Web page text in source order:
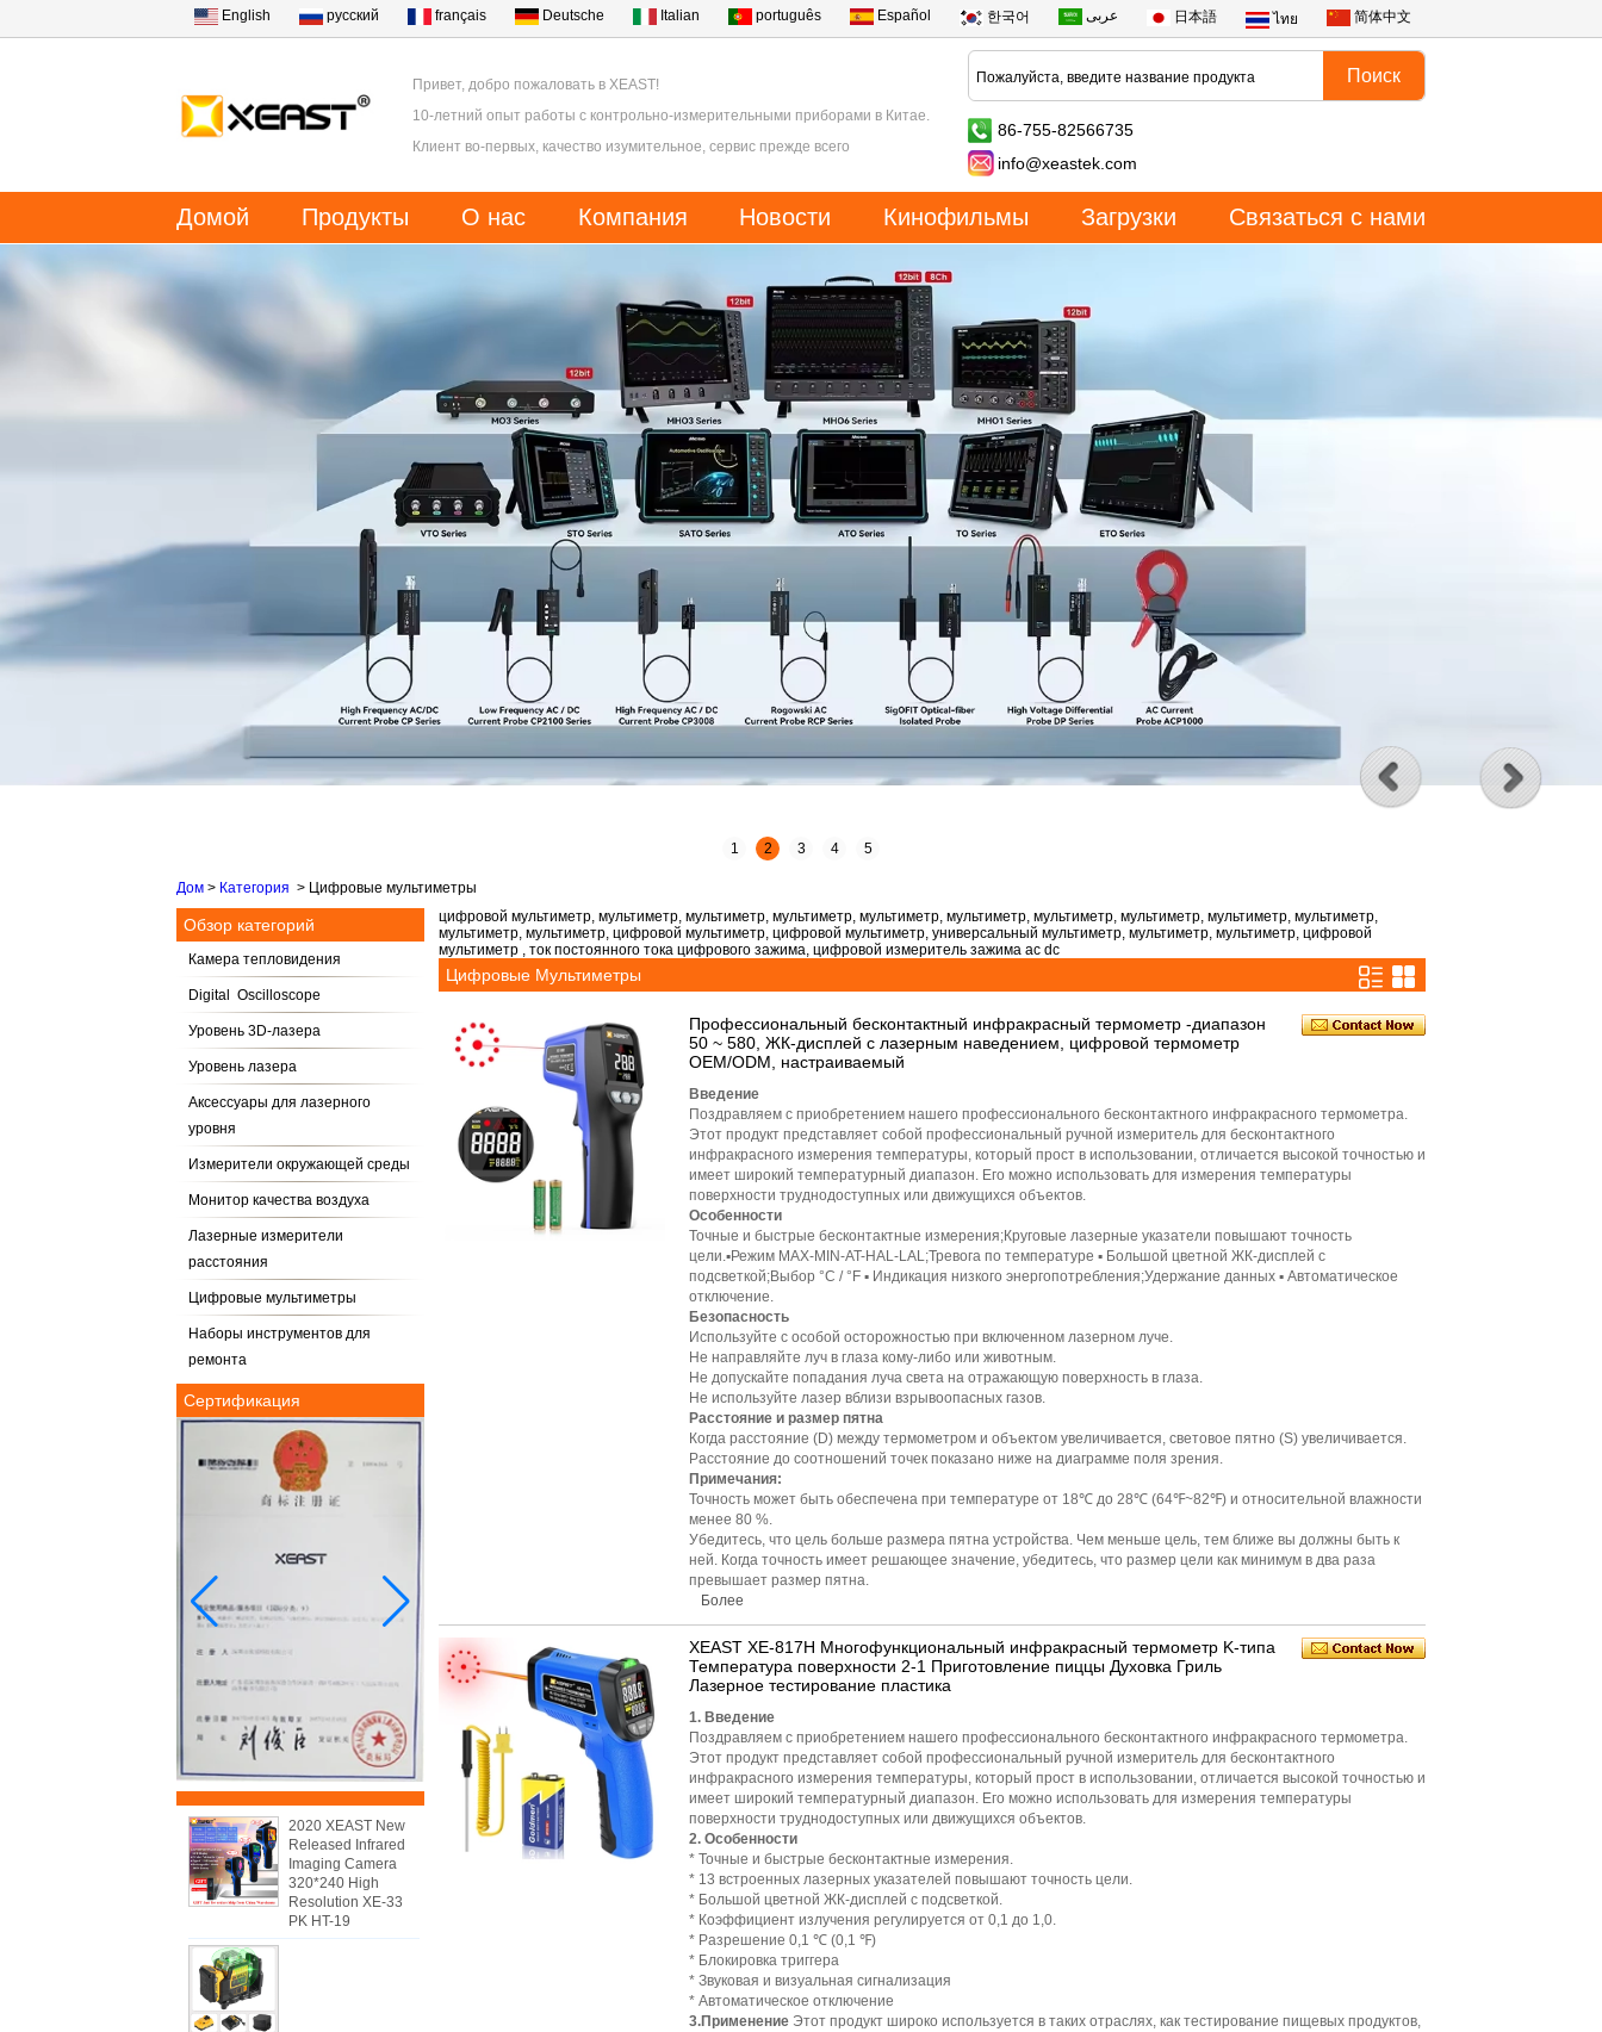
English русский français Deutsche Italian português Español 한국어 عربى 日本語 ไทย 简体中文
Привет, добро пожаловать в XEAST!
10-летний опыт работы с контрольно-измерительными приборами в Китае.
Клиент во-первых, качество изумительное, сервис прежде всего
86-755-82566735
info@xeastek.com
Домой Продукты О нас Компания Новости Кинофильмы Загрузки Связаться с нами
1 2 3 4 5
Дом > Категория > Цифровые мультиметры
Обзор категорий
Камера тепловидения
Digital Oscilloscope
Уровень 3D-лазера
Уровень лазера
Аксессуары для лазерного
уровня
Измерители окружающей среды
Монитор качества воздуха
Лазерные измерители
расстояния
Цифровые мультиметры
Наборы инструментов для
ремонта
Сертификация
2020 XEAST New
Released Infrared
Imaging Camera
320*240 High
Resolution XE-33
PK HT-19
цифровой мультиметр, мультиметр, мультиметр, мультиметр, мультиметр, мультиметр, мультиметр, мультиметр, мультиметр, мультиметр,
мультиметр, мультиметр, цифровой мультиметр, цифровой мультиметр, универсальный мультиметр, мультиметр, мультиметр, цифровой
мультиметр , ток постоянного тока цифрового зажима, цифровой измеритель зажима ac dc
Цифровые Мультиметры
Профессиональный бесконтактный инфракрасный термометр -диапазон
50 ~ 580, ЖК-дисплей с лазерным наведением, цифровой термометр
OEM/ODM, настраиваемый
Введение
Поздравляем с приобретением нашего профессионального бесконтактного инфракрасного термометра.
Этот продукт представляет собой профессиональный ручной измеритель для бесконтактного
инфракрасного измерения температуры, который прост в использовании, отличается высокой точностью и
имеет широкий температурный диапазон. Его можно использовать для измерения температуры
поверхности труднодоступных или движущихся объектов.
Особенности
Точные и быстрые бесконтактные измерения;Круговые лазерные указатели повышают точность
цели.▪Режим MAX-MIN-AT-HAL-LAL;Тревога по температуре ▪ Большой цветной ЖК-дисплей с
подсветкой;Выбор °C / °F ▪ Индикация низкого энергопотребления;Удержание данных ▪ Автоматическое
отключение.
Безопасность
Используйте с особой осторожностью при включенном лазерном луче.
Не направляйте луч в глаза кому-либо или животным.
Не допускайте попадания луча света на отражающую поверхность в глаза.
Не используйте лазер вблизи взрывоопасных газов.
Расстояние и размер пятна
Когда расстояние (D) между термометром и объектом увеличивается, световое пятно (S) увеличивается.
Расстояние до соотношений точек показано ниже на диаграмме поля зрения.
Примечания:
Точность может быть обеспечена при температуре от 18℃ до 28℃ (64℉~82℉) и относительной влажности
менее 80 %.
Убедитесь, что цель больше размера пятна устройства. Чем меньше цель, тем ближе вы должны быть к
ней. Когда точность имеет решающее значение, убедитесь, что размер цели как минимум в два раза
превышает размер пятна.
Более
XEAST XE-817H Многофункциональный инфракрасный термометр K-типа
Температура поверхности 2-1 Приготовление пиццы Духовка Гриль
Лазерное тестирование пластика
1. Введение
Поздравляем с приобретением нашего профессионального бесконтактного инфракрасного термометра.
Этот продукт представляет собой профессиональный ручной измеритель для бесконтактного
инфракрасного измерения температуры, который прост в использовании, отличается высокой точностью и
имеет широкий температурный диапазон. Его можно использовать для измерения температуры
поверхности труднодоступных или движущихся объектов.
2. Особенности
* Точные и быстрые бесконтактные измерения.
* 13 встроенных лазерных указателей повышают точность цели.
* Большой цветной ЖК-дисплей с подсветкой.
* Коэффициент излучения регулируется от 0,1 до 1,0.
* Разрешение 0,1 ℃ (0,1 ℉)
* Блокировка триггера
* Звуковая и визуальная сигнализация
* Автоматическое отключение
3.Применение Этот продукт широко используется в таких отраслях, как тестирование пищевых продуктов,